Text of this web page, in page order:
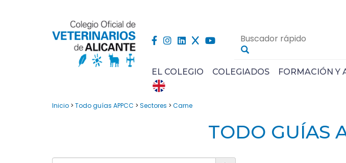
EL COLEGIO COLEGIADOS FORMACIÓN Y
Inicio > Todo guías APPCC > Sectores > Carne
TODO GUÍAS